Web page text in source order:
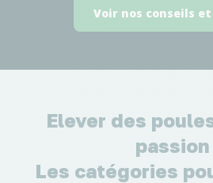
Voir nos conseils
Elever des
passion
Les catégories